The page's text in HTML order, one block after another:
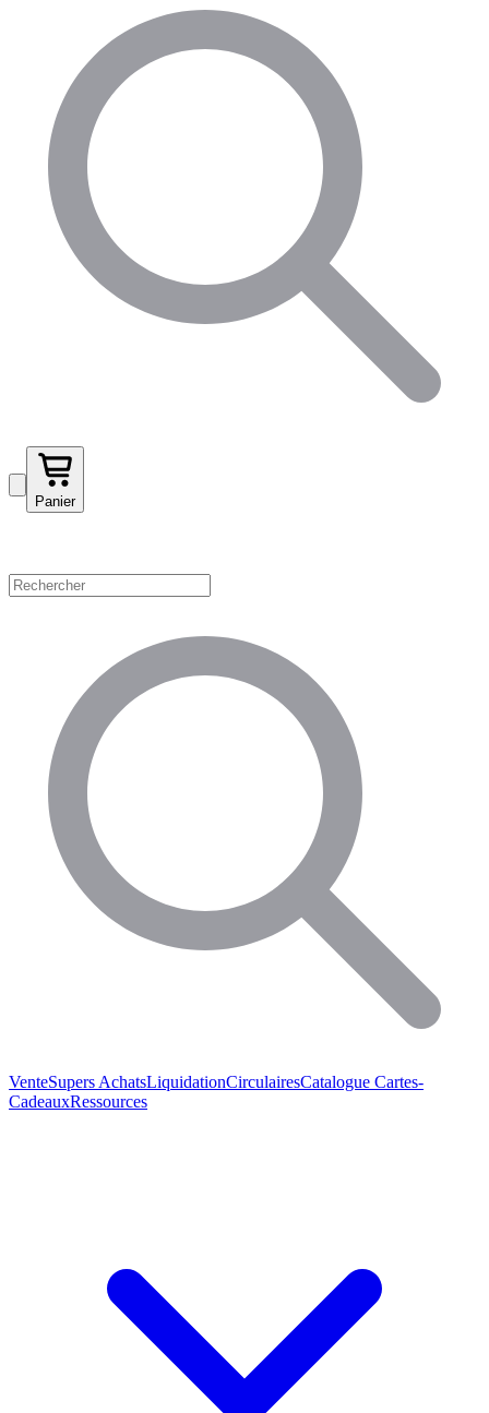
Panier
VenteSupers AchatsLiquidationCirculairesCatalogue Cartes-
CadeauxRessources